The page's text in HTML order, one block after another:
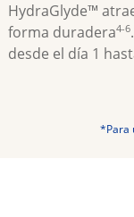
HydraGlyde™
forma duradera4-6
desde el día 1
*Para